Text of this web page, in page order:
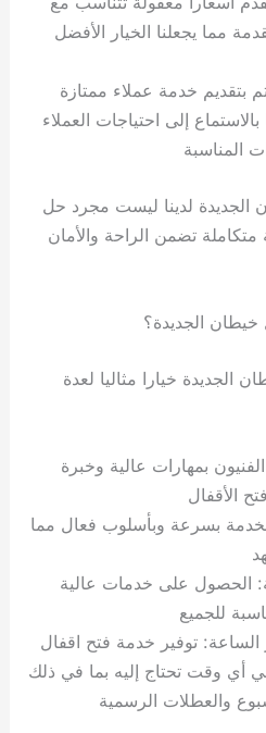
مما يجعلنا الخيار الأفضل
بتقديم خدمة عملاء ممتازة
إلى احتياجات العملاء
المناسبة
الجديدة لدينا ليست مجرد حل
تضمن الراحة والأمان
خيطان الجديدة؟
الجديدة خيارا مثاليا لعدة
الفنيون بمهارات عالية وخبرة
الأقفال
بسرعة وبأسلوب فعال مما
الحصول على خدمات عالية
للجميع
الساعة: توفير خدمة فتح اقفال
أي وقت تحتاج إليه بما في ذلك
والعطلات الرسمية